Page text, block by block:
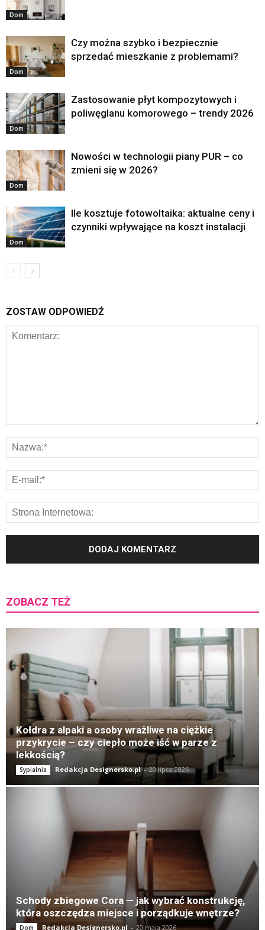
Dom
Dom
Czy można szybko i bezpiecznie
sprzedać mieszkanie z problemami?
Dom
Zastosowanie płyt kompozytowych i
poliwęglanu komorowego – trendy 2026
Dom
Nowości w technologii piany PUR – co
zmieni się w 2026?
Dom
Ile kosztuje fotowoltaika: aktualne ceny i
czynniki wpływające na koszt instalacji
ZOSTAW ODPOWIEDŹ
ZOBACZ TEŻ
Kołdra z alpaki a osoby wrażliwe na ciężkie
przykrycie – czy ciepło może iść w parze z
lekkością?
Sypialnia Redakcja Designersko.pl - 20 lipca 2026
Schody zbiegowe Cora — jak wybrać konstrukcję,
która oszczędza miejsce i porządkuje wnętrze?
Dom Redakcja Designersko.pl - 20 maja 2026